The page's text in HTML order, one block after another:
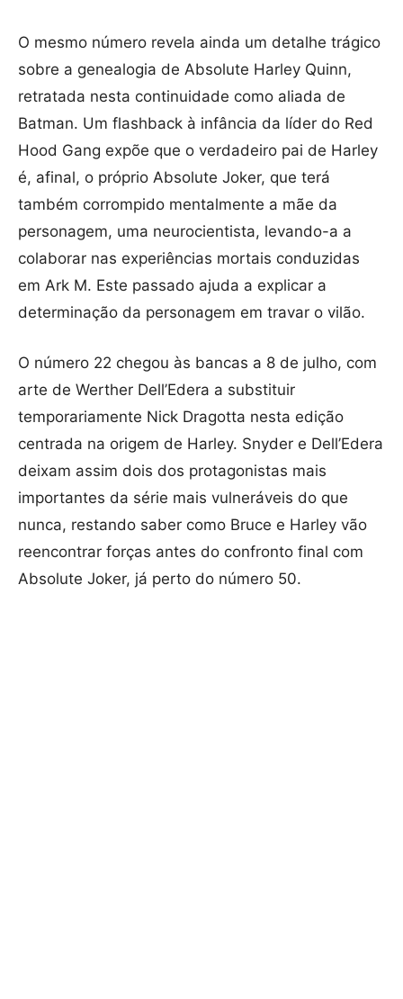
O mesmo número revela ainda um detalhe trágico
sobre a genealogia de Absolute Harley Quinn,
retratada nesta continuidade como aliada de
Batman. Um flashback à infância da líder do Red
Hood Gang expõe que o verdadeiro pai de Harley
é, afinal, o próprio Absolute Joker, que terá
também corrompido mentalmente a mãe da
personagem, uma neurocientista, levando-a a
colaborar nas experiências mortais conduzidas
em Ark M. Este passado ajuda a explicar a
determinação da personagem em travar o vilão.
O número 22 chegou às bancas a 8 de julho, com
arte de Werther Dell’Edera a substituir
temporariamente Nick Dragotta nesta edição
centrada na origem de Harley. Snyder e Dell’Edera
deixam assim dois dos protagonistas mais
importantes da série mais vulneráveis do que
nunca, restando saber como Bruce e Harley vão
reencontrar forças antes do confronto final com
Absolute Joker, já perto do número 50.